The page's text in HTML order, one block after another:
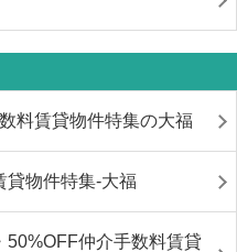
料賃貸物件特集の大福
貸物件特集-大福
50%OFF仲介手数料賃貸